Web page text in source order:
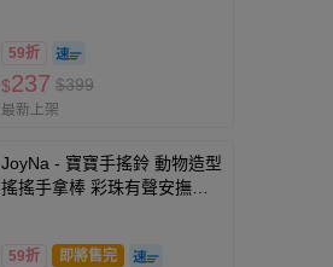
59折
$237 $399
最新上架
JoyNa - 寶寶手搖鈴 動物造型
搖搖手拿棒 彩珠有聲安撫玩
59折 即將售完